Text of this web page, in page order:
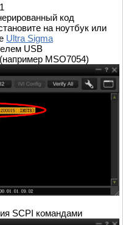
код
на ноутбук или
Ultra Sigma
USB
MSO7054)
SCPI командами